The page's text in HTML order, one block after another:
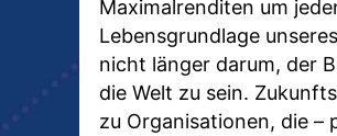
Maximalrenditen um
Lebensgrundlage
nicht länger darum, der
die Welt zu sein.
zu Organisationen, die –